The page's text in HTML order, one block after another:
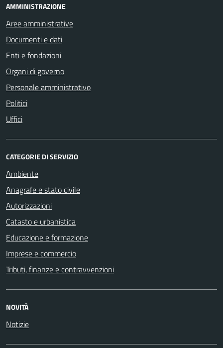
AMMINISTRAZIONE
Aree amministrative
Documenti e dati
Enti e fondazioni
Organi di governo
Personale amministrativo
Politici
Uffici
CATEGORIE DI SERVIZIO
Ambiente
Anagrafe e stato civile
Autorizzazioni
Catasto e urbanistica
Educazione e formazione
Imprese e commercio
Tributi, finanze e contravvenzioni
NOVITÀ
Notizie